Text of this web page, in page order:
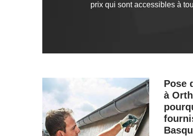
prix qui sont accessibles à
Pose
à